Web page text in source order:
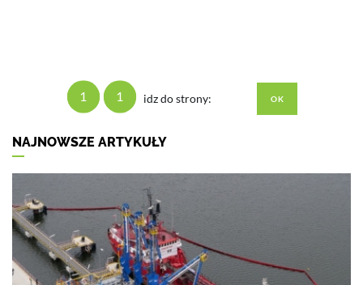
1 1 idz do strony:
NAJNOWSZE ARTYKUŁY